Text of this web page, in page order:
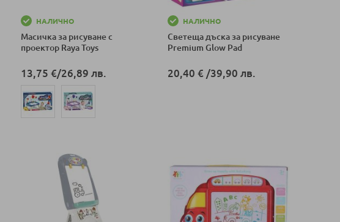
НАЛИЧНО
Масичка за рисуване с
проектор Raya Toys
13,75 €/26,89 лв.
НАЛИЧНО
Светеща дъска за рисуване
Premium Glow Pad
20,40 €/39,90 лв.